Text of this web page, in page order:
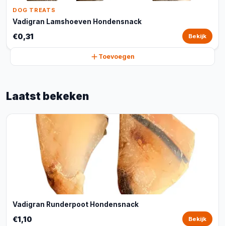
DOG TREATS
Vadigran Lamshoeven Hondensnack
€0,31 Bekijk
Toevoegen
Laatst bekeken
Vadigran Runderpoot Hondensnack
€1,10 Bekijk